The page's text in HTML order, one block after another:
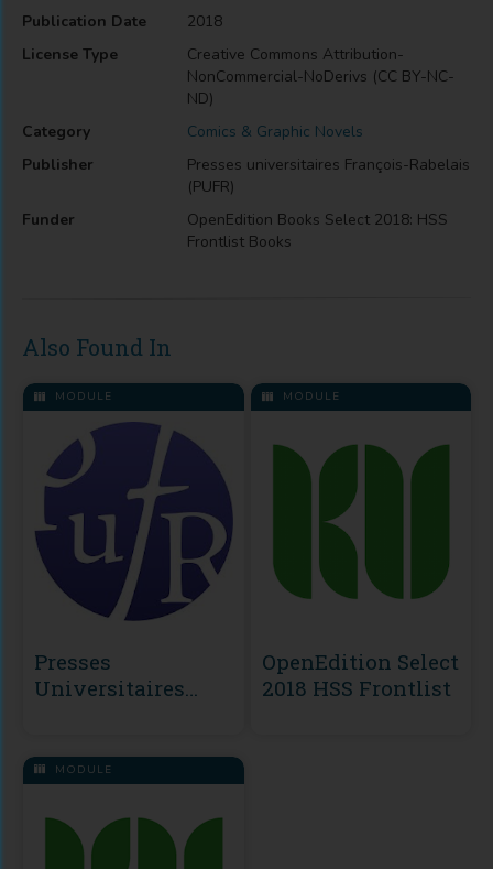
Publication Date
2018
License Type
Creative Commons Attribution-
NonCommercial-NoDerivs (CC BY-NC-
ND)
Category
Comics & Graphic Novels
Publisher
Presses universitaires François-Rabelais
(PUFR)
Funder
OpenEdition Books Select 2018: HSS
Frontlist Books
Also Found In
MODULE
Presses
Universitaires
MODULE
MODULE
OpenEdition Select
2018 HSS Frontlist